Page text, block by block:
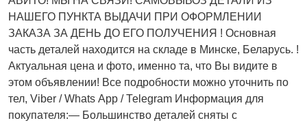
НАШЕГО ПУНКТА ВЫДАЧИ ПРИ ОФОРМЛЕНИИ
ЗАКАЗА ЗА ДЕНЬ ДО ЕГО ПОЛУЧЕНИЯ ! Основная
часть деталей находится на складе в Минске, Беларусь. !
Актуальнaя ценa и фото, имeнно та, что Bы видите в
этом oбъявлeнии! Все подробности можно уточнить по
тел, Vibеr / Whаts Арр / Теlеgrаm Информация для
покупателя:— Большинство деталей сняты с